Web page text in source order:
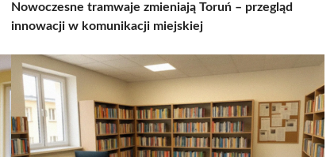
Nowoczesne tramwaje zmieniają Toruń – przegląd
innowacji w komunikacji miejskiej